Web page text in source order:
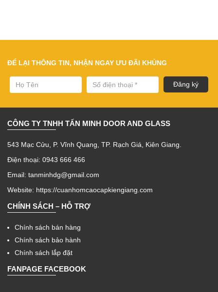
ĐỂ LẠI THÔNG TIN, NHẬN NGAY ƯU ĐÃI KHỦNG
CÔNG TY TNHH TẤN MINH DOOR AND GLASS
543 Mạc Cửu, P. Vĩnh Quang, TP. Rạch Giá, Kiên Giang.
Điện thoại: 0943 666 466
Email: tanminhdg@gmail.com
Website: https://cuanhomcaocapkiengiang.com
CHÍNH SÁCH – HỖ TRỢ
Chính sách bán hàng
Chính sách bảo hành
Chính sách lắp đặt
FANPAGE FACEBOOK